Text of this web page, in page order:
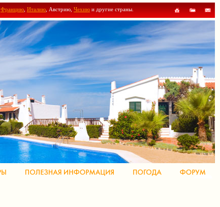
Францию Италию , Австрию, Чехию и другие страны.